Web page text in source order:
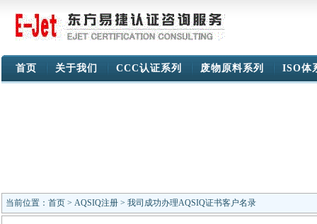
首页 关于我们 CCC认证系列 废物原料系列 ISO体
当前位置： 首页 > AQSIQ注册 > 我司成功办理AQSIQ证书客户名录